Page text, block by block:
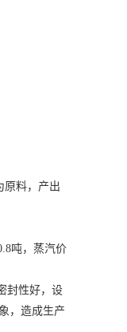
原料，产出
吨，蒸汽价
封性好，设
，造成生产